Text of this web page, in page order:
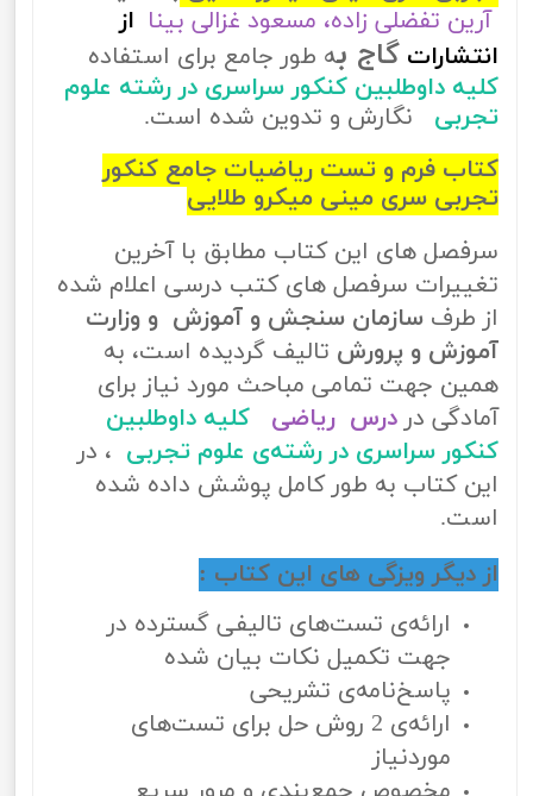
آرین تفضلی زاده، مسعود غزالی بینا از
انتشارات گاج به طور جامع برای استفاده
کلیه داوطلبین کنکور سراسری در رشته علوم
تجربی نگارش و تدوین شده است.
کتاب فرم و تست ریاضیات جامع کنکور
تجربی سری مینی میکرو طلایی
سرفصل های این کتاب مطابق با آخرین
تغییرات سرفصل های کتب درسی اعلام شده
از طرف سازمان سنجش و آموزش و وزارت
آموزش و پرورش تالیف گردیده است، به
همین جهت تمامی مباحث مورد نیاز برای
آمادگی در درس ریاضی
کلیه داوطلبین
کنکور سراسری در رشته‌ی علوم تجربی ، در
این کتاب به طور کامل پوشش داده شده
است.
از دیگر ویزگی های این کتاب :
ارائه‌ی تست‌های تالیفی گسترده در
جهت تکمیل نکات بیان شده
پاسخ‌نامه‌ی تشریحی
ارائه‌ی 2 روش حل برای تست‌های
موردنیاز